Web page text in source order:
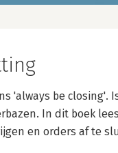
'always be
In dit boek
en orders af te